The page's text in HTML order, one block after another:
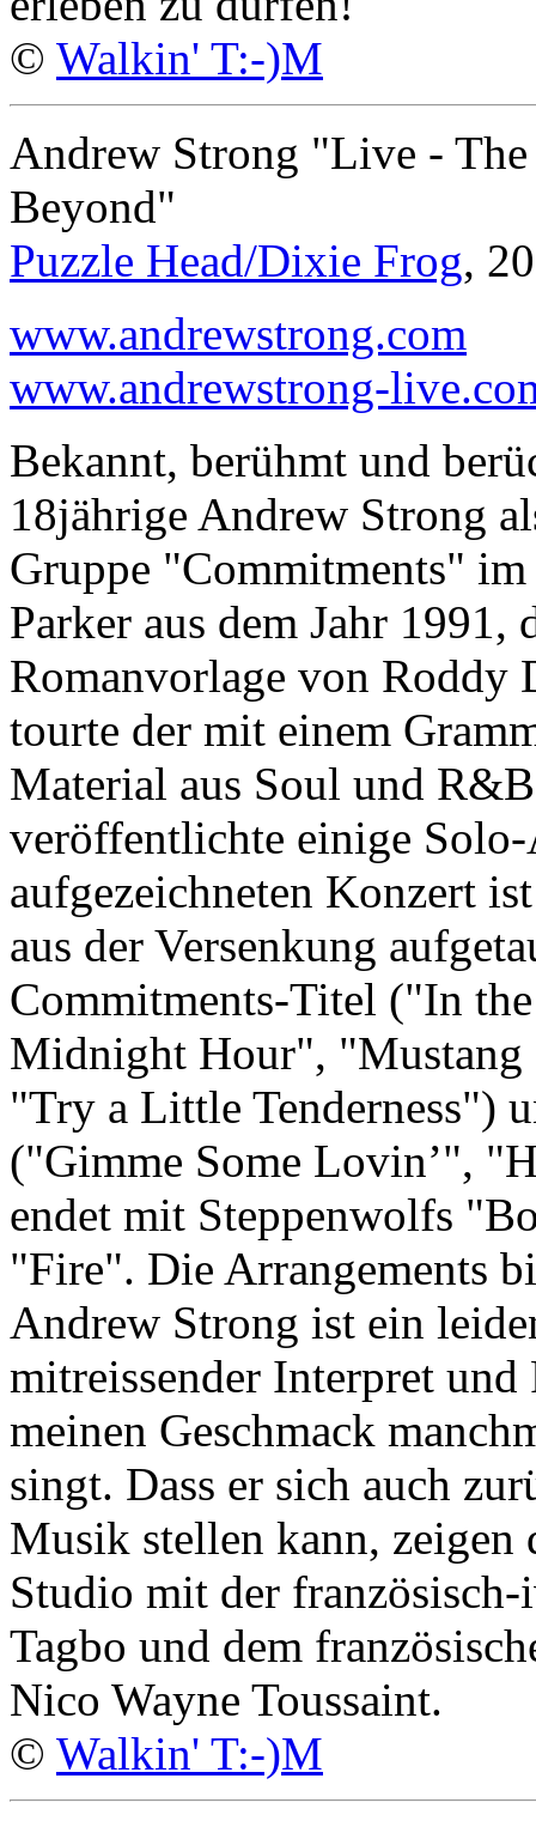
© Walkin' T:-)M
Andrew Strong "Live - The
Beyond"
Puzzle Head/Dixie Frog,
www.andrewstrong.com
www.andrewstrong-
Bekannt, berühmt und
18jährige Andrew Strong
Gruppe "Commitments"
Parker aus dem Jahr 1991,
Romanvorlage von Roddy
tourte der mit einem
Material aus Soul und
veröffentlichte einige
aufgezeichneten Konzert
aus der Versenkung
Commitments-Titel ("In
Midnight Hour",
"Try a Little Tenderness")
("Gimme Some Lovin’",
endet mit Steppenwolfs
"Fire". Die Arrangements
Andrew Strong ist ein
mitreissender Interpret
meinen Geschmack
singt. Dass er sich auch
Musik stellen kann, zeigen
Studio mit der
Tagbo und dem
Nico Wayne Toussaint.
© Walkin' T:-)M